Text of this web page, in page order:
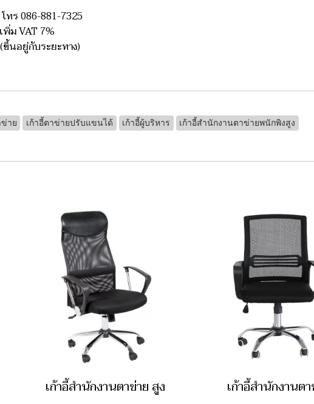
ร 086-881-7325
ม VAT 7%
นอยู่กับระยะทาง)
าย เก้าอี้ตาข่ายปรับแขนได้ เก้าอี้ผู้บริหาร เก้าอี้สำนักงานตาข่ายพนักพิงสูง
เก้าอี้สำนักงานตาข่าย สูง เก้าอี้สำนักงานต